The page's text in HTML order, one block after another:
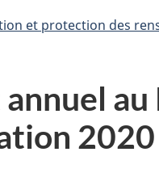
et protection des
au